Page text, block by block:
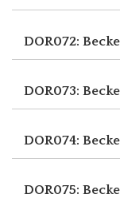
DOR072:
DOR073:
DOR074:
DOR075: